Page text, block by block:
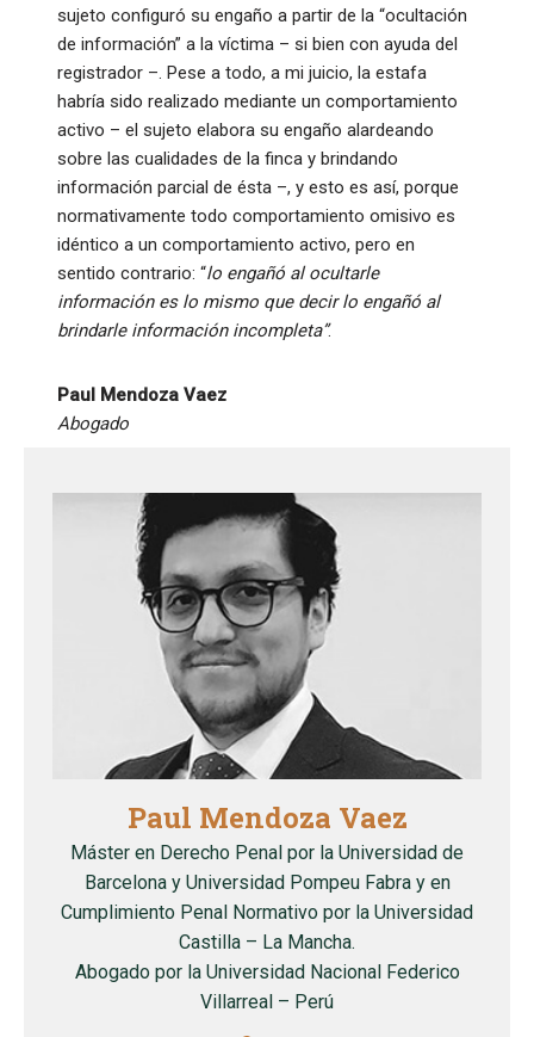
sujeto configuró su engaño a partir de la “ocultación
de información” a la víctima – si bien con ayuda del
registrador –. Pese a todo, a mi juicio, la estafa
habría sido realizado mediante un comportamiento
activo – el sujeto elabora su engaño alardeando
sobre las cualidades de la finca y brindando
información parcial de ésta –, y esto es así, porque
normativamente todo comportamiento omisivo es
idéntico a un comportamiento activo, pero en
sentido contrario: “lo engañó al ocultarle
información es lo mismo que decir lo engañó al
brindarle información incompleta”.
Paul Mendoza Vaez
Abogado
Paul Mendoza Vaez
Máster en Derecho Penal por la Universidad de
Barcelona y Universidad Pompeu Fabra y en
Cumplimiento Penal Normativo por la Universidad
Castilla – La Mancha.
Abogado por la Universidad Nacional Federico
Villarreal – Perú